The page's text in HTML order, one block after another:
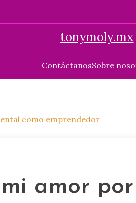
tonymoly.mx
ContáctanosSobre
como emprendedor
amor